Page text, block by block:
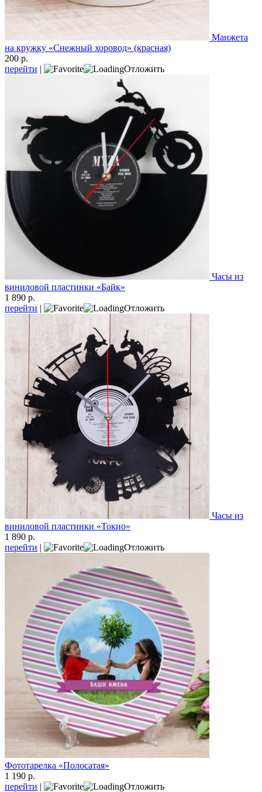
Манжета
на кружку «Снежный хоровод» (красная)
200 р.
перейти | Отложить
Часы из
виниловой пластинки «Байк»
1 890 р.
перейти | Отложить
Часы из
виниловой пластинки «Токио»
1 890 р.
перейти | Отложить
Фототарелка «Полосатая»
1 190 р.
перейти | Отложить